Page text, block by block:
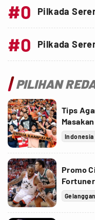
#0 Pilkada
#0 Pilkada
PILIHAN
Tips
Indonesia
Promo